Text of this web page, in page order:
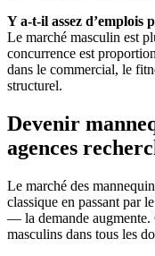
Y a-t-il assez d’emplois
Le marché masculin est
concurrence est
dans le commercial, le
structurel.
Devenir
agences
Le marché des
classique en passant par
— la demande augmente.
masculins dans tous les